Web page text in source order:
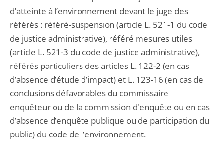
d’atteinte à l’environnement devant le juge des
référés : référé-suspension (article L. 521-1 du code
de justice administrative), référé mesures utiles
(article L. 521-3 du code de justice administrative),
référés particuliers des articles L. 122-2 (en cas
d’absence d’étude d’impact) et L. 123-16 (en cas de
conclusions défavorables du commissaire
enquêteur ou de la commission d'enquête ou en cas
d’absence d’enquête publique ou de participation du
public) du code de l’environnement.